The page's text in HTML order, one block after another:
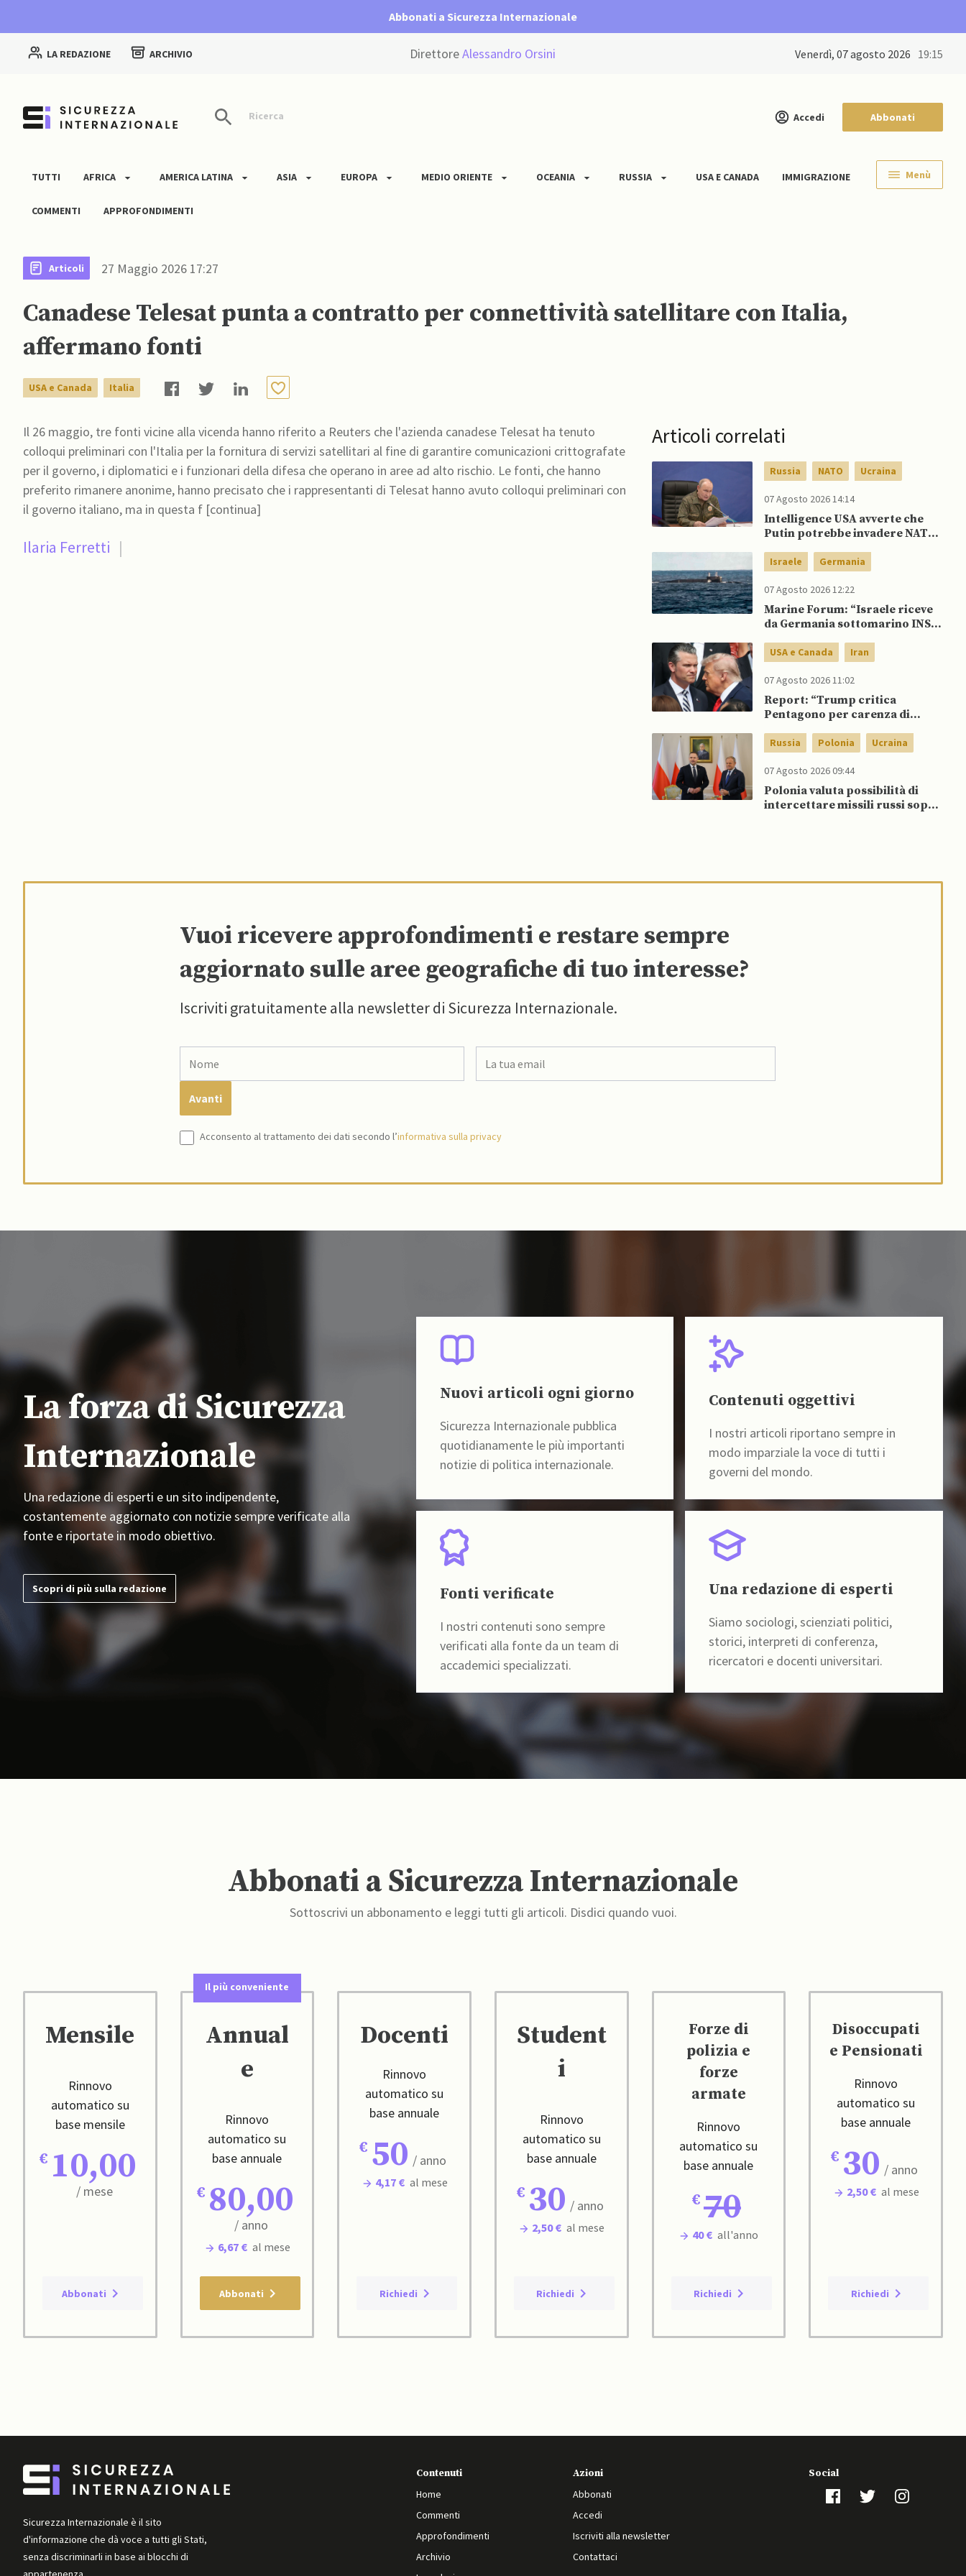
Abbonati a Sicurezza Internazionale
LA REDAZIONE ARCHIVIO DirettoreAlessandro Orsini venerdì, 07 agosto 2026 19:15
Ricerca Accedi Abbonati
TUTTI AFRICA AMERICA LATINA ASIA EUROPA MEDIO ORIENTE OCEANIA RUSSIA USA E CANADA IMMIGRAZIONE
COMMENTI APPROFONDIMENTI
Menù
Articoli 27 Maggio 2026 17:27
Canadese Telesat punta a contratto per connettività satellitare con Italia,
affermano fonti
USA e Canada Italia
Il 26 maggio, tre fonti vicine alla vicenda hanno riferito a Reuters che l'azienda canadese Telesat ha tenuto
colloqui preliminari con l'Italia per la fornitura di servizi satellitari al fine di garantire comunicazioni crittografate
per il governo, i diplomatici e i funzionari della difesa che operano in aree ad alto rischio. Le fonti, che hanno
preferito rimanere anonime, hanno precisato che i rappresentanti di Telesat hanno avuto colloqui preliminari con
il governo italiano, ma in questa f [continua]
Ilaria Ferretti |
Articoli correlati
Russia NATO Ucraina
07 Agosto 2026 14:14
Intelligence USA avverte che
Putin potrebbe invadere NATO
Ucraina
Israele Germania
07 Agosto 2026 12:22
Marine Forum: “Israele riceve
da Germania sottomarino INS
USA e Canada Iran
07 Agosto 2026 11:02
Report: “Trump critica
Pentagono per carenza di
Russia Polonia Ucraina
07 Agosto 2026 09:44
Polonia valuta possibilità di
intercettare missili russi sopra
Vuoi ricevere approfondimenti e restare sempre
aggiornato sulle aree geografiche di tuo interesse?
Iscriviti gratuitamente alla newsletter di Sicurezza Internazionale.
Acconsento al trattamento dei dati secondo l’informativa sulla privacy
La forza di Sicurezza
Internazionale
Una redazione di esperti e un sito indipendente,
costantemente aggiornato con notizie sempre verificate alla
fonte e riportate in modo obiettivo.
Scopri di più sulla redazione
Nuovi articoli ogni giorno
Sicurezza Internazionale pubblica
quotidianamente le più importanti
notizie di politica internazionale.
Contenuti oggettivi
I nostri articoli riportano sempre in
modo imparziale la voce di tutti i
governi del mondo.
Fonti verificate
I nostri contenuti sono sempre
verificati alla fonte da un team di
accademici specializzati.
Una redazione di esperti
Siamo sociologi, scienziati politici,
storici, interpreti di conferenza,
ricercatori e docenti universitari.
Abbonati a Sicurezza Internazionale
Sottoscrivi un abbonamento e leggi tutti gli articoli. Disdici quando vuoi.
Mensile
Rinnovo
automatico su
base mensile
10,00
/ mese
Abbonati
Il più conveniente
Annual
e
Rinnovo
automatico su
base annuale
80,00
/ anno
6,67 € al mese
Abbonati
Docenti
Rinnovo
automatico su
base annuale
50 / anno
4,17 € al mese
Richiedi
Student
i
Rinnovo
automatico su
base annuale
30 / anno
2,50 € al mese
Richiedi
Forze di
polizia e
forze
armate
Rinnovo
automatico su
base annuale
70
40 € all'anno
Richiedi
Disoccupati
e Pensionati
Rinnovo
automatico su
base annuale
30 / anno
2,50 € al mese
Richiedi
Sicurezza Internazionale è il sito
d'informazione che dà voce a tutti gli Stati,
senza discriminarli in base ai blocchi di
Contenuti
Home
Commenti
Approfondimenti
Archivio
Azioni
Abbonati
Accedi
Iscriviti alla newsletter
Contattaci
Social